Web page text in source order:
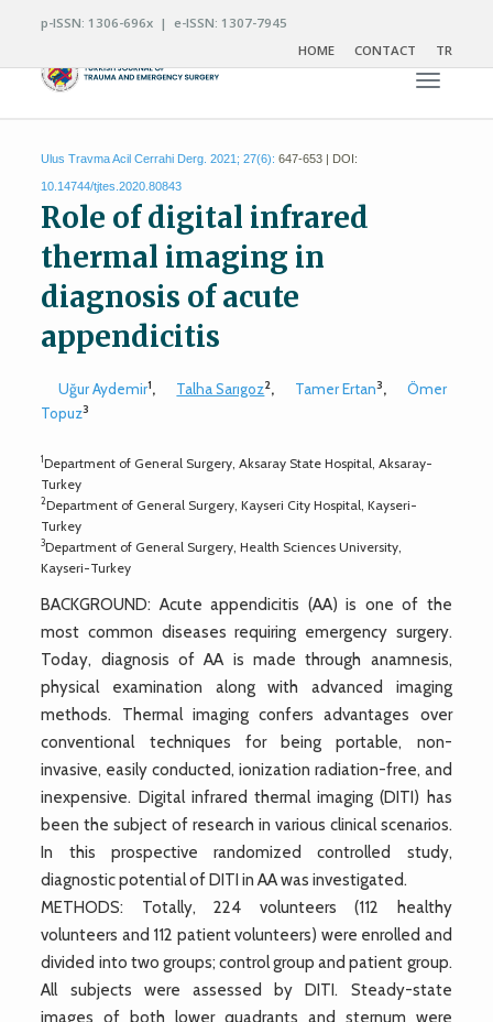
p-ISSN: 1306-696x | e-ISSN: 1307-7945
HOME
CONTACT TR
Toggle
Ulus Travma Acil Cerrahi Derg. 2021; 27(6): 647-653 | DOI:
10.14744/tjtes.2020.80843
Role of digital infrared
thermal imaging in
diagnosis of acute
appendicitis
Uğur Aydemir1, Talha Sarıgoz2, Tamer Ertan3,
Ömer
Topuz3
1Department of General Surgery, Aksaray State Hospital, Aksaray-
Turkey
2Department of General Surgery, Kayseri City Hospital, Kayseri-
Turkey
3Department of General Surgery, Health Sciences University,
Kayseri-Turkey
BACKGROUND: Acute appendicitis (AA) is one of the
most common diseases requiring emergency surgery.
Today, diagnosis of AA is made through anamnesis,
physical examination along with advanced imaging
methods. Thermal imaging confers advantages over
conventional techniques for being portable, non-
invasive, easily conducted, ionization radiation-free, and
inexpensive. Digital infrared thermal imaging (DITI) has
been the subject of research in various clinical scenarios.
In this prospective randomized controlled study,
diagnostic potential of DITI in AA was investigated.
METHODS: Totally, 224 volunteers (112 healthy
volunteers and 112 patient volunteers) were enrolled and
divided into two groups; control group and patient group.
All subjects were assessed by DITI. Steady-state
images of both lower quadrants and sternum were